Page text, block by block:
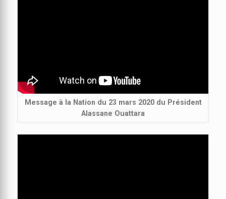
Message à la Nation du 23 mars 2020 du Président
Alassane Ouattara